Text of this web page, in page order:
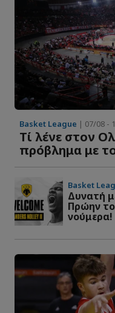
Basket League | 07/08 -
Τί λένε στον
πρόβλημα με
Basket
Δυνατή
Πρώην
νούμερα!